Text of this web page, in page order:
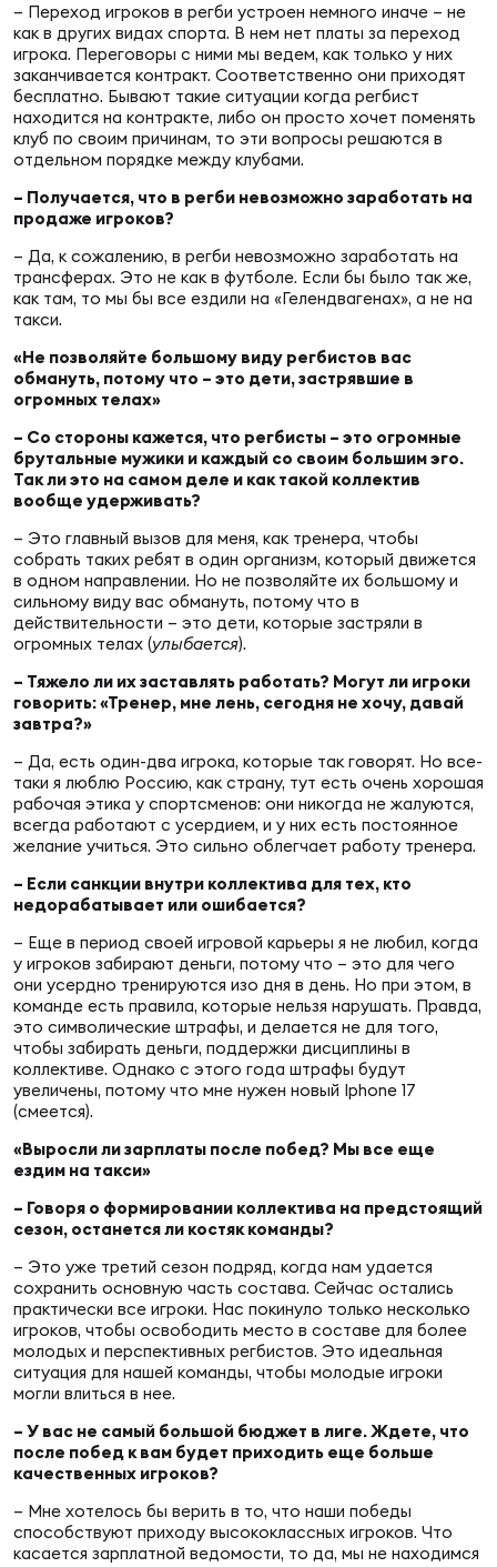
– Переход игроков в регби устроен немного иначе – не
как в других видах спорта. В нем нет платы за переход
игрока. Переговоры с ними мы ведем, как только у них
заканчивается контракт. Соответственно они приходят
бесплатно. Бывают такие ситуации когда регбист
находится на контракте, либо он просто хочет поменять
клуб по своим причинам, то эти вопросы решаются в
отдельном порядке между клубами.
– Получается, что в регби невозможно заработать на
продаже игроков?
– Да, к сожалению, в регби невозможно заработать на
трансферах. Это не как в футболе. Если бы было так же,
как там, то мы бы все ездили на «Гелендвагенах», а не на
такси.
«Не позволяйте большому виду регбистов вас
обмануть, потому что – это дети, застрявшие в
огромных телах»
– Со стороны кажется, что регбисты – это огромные
брутальные мужики и каждый со своим большим эго.
Так ли это на самом деле и как такой коллектив
вообще удерживать?
– Это главный вызов для меня, как тренера, чтобы
собрать таких ребят в один организм, который движется
в одном направлении. Но не позволяйте их большому и
сильному виду вас обмануть, потому что в
действительности – это дети, которые застряли в
огромных телах (улыбается).
– Тяжело ли их заставлять работать? Могут ли игроки
говорить: «Тренер, мне лень, сегодня не хочу, давай
завтра?»
– Да, есть один-два игрока, которые так говорят. Но все-
таки я люблю Россию, как страну, тут есть очень хорошая
рабочая этика у спортсменов: они никогда не жалуются,
всегда работают с усердием, и у них есть постоянное
желание учиться. Это сильно облегчает работу тренера.
– Если санкции внутри коллектива для тех, кто
недорабатывает или ошибается?
– Еще в период своей игровой карьеры я не любил, когда
у игроков забирают деньги, потому что – это для чего
они усердно тренируются изо дня в день. Но при этом, в
команде есть правила, которые нельзя нарушать. Правда,
это символические штрафы, и делается не для того,
чтобы забирать деньги, поддержки дисциплины в
коллективе. Однако с этого года штрафы будут
увеличены, потому что мне нужен новый Iphone 17
(смеется).
«Выросли ли зарплаты после побед? Мы все еще
ездим на такси»
– Говоря о формировании коллектива на предстоящий
сезон, останется ли костяк команды?
– Это уже третий сезон подряд, когда нам удается
сохранить основную часть состава. Сейчас остались
практически все игроки. Нас покинуло только несколько
игроков, чтобы освободить место в составе для более
молодых и перспективных регбистов. Это идеальная
ситуация для нашей команды, чтобы молодые игроки
могли влиться в нее.
– У вас не самый большой бюджет в лиге. Ждете, что
после побед к вам будет приходить еще больше
качественных игроков?
– Мне хотелось бы верить в то, что наши победы
способствуют приходу высококлассных игроков. Что
касается зарплатной ведомости, то да, мы не находимся